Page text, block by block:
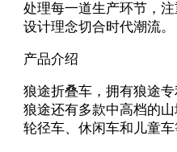
处理每一道生产环节，
设计理念切合时代潮流。
产品介绍
狼途折叠车，拥有狼途
狼途还有多款中高档的
轮径车、休闲车和儿童车